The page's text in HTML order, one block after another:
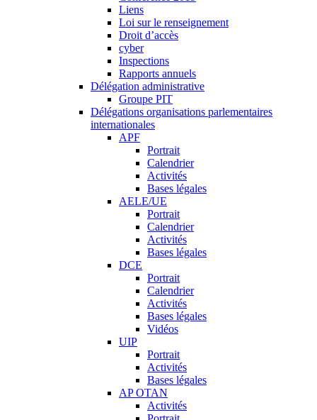
Liens
Loi sur le renseignement
Droit d’accès
cyber
Inspections
Rapports annuels
Délégation administrative
Groupe PIT
Délégations organisations parlementaires
internationales
APF
Portrait
Calendrier
Activités
Bases légales
AELE/UE
Portrait
Calendrier
Activités
Bases légales
DCE
Portrait
Calendrier
Activités
Bases légales
Vidéos
UIP
Portrait
Activités
Bases légales
AP OTAN
Activités